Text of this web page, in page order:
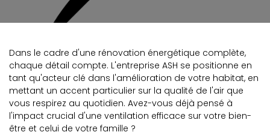
Dans le cadre d'une rénovation énergétique complète,
chaque détail compte. L'entreprise ASH se positionne en
tant qu'acteur clé dans l'amélioration de votre habitat, en
mettant un accent particulier sur la qualité de l'air que
vous respirez au quotidien. Avez-vous déjà pensé à
l'impact crucial d'une ventilation efficace sur votre bien-
être et celui de votre famille ?